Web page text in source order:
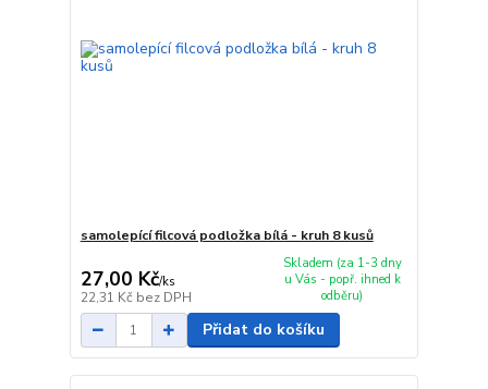
samolepící filcová podložka bílá - kruh 8 kusů
27,00 Kč/ks
22,31 Kč bez DPH
Skladem (za 1-3 dny
u Vás - popř. ihned k
odběru)
Přidat do košíku